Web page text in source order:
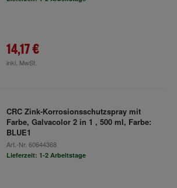
14,17 €
inkl. MwSt.
CRC Zink-Korrosionsschutzspray mit
Farbe, Galvacolor 2 in 1 , 500 ml, Farbe:
BLUE1
Art.-Nr. 60644368
Lieferzeit: 1-2 Arbeitstage